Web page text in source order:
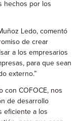
hechos por los
Ledo, comentó
de crear
a los empresarios
para que sean
externo.”
con COFOCE, nos
de desarrollo
eficiente a los